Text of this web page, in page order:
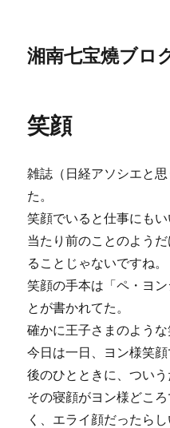
湘南七宝燒ブロ
笑顔
雑誌（日経アソシエと
た。
笑顔でいると仕事にもい
当たり前のことのよう
ることじゃないですね。
笑顔の手本は「ペ・ヨ
とが書かれてた。
確かに王子さまのような
今日は一日、ヨン様笑
後のひとときに、ついう
その寝顔がヨン様どこ
く、エライ顔だったらし